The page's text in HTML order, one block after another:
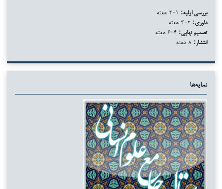
بررسی اولیه:
داوری:
تصمیم نهایی:
انتشار:
نمایه‌ها